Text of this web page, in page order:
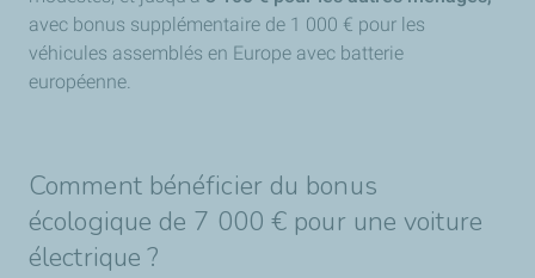
avec bonus supplémentaire de 1 000 € pour les
véhicules assemblés en Europe avec batterie
européenne.
Comment bénéficier du bonus
écologique de 7 000 € pour une voiture
électrique ?